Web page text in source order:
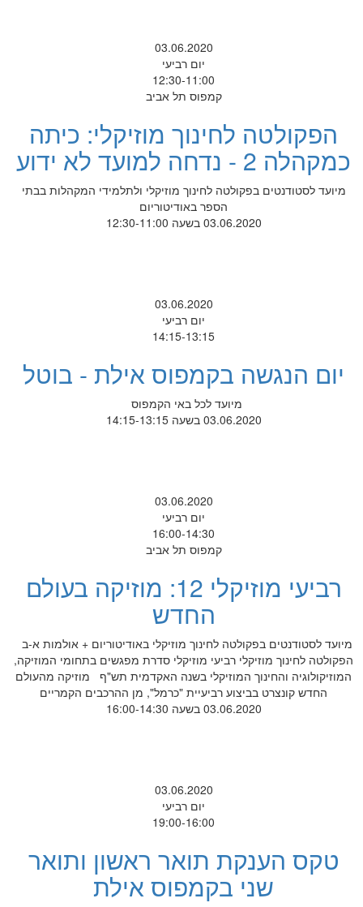
03.06.2020
יום רביעי
12:30-11:00
קמפוס תל אביב
הפקולטה לחינוך מוזיקלי: כיתה
כמקהלה 2 - נדחה למועד לא ידוע
מיועד לסטודנטים בפקולטה לחינוך מוזיקלי ולתלמידי המקהלות בבתי
הספר באודיטוריום
03.06.2020 בשעה 12:30-11:00
03.06.2020
יום רביעי
14:15-13:15
יום הנגשה בקמפוס אילת - בוטל
מיועד לכל באי הקמפוס
03.06.2020 בשעה 14:15-13:15
03.06.2020
יום רביעי
16:00-14:30
קמפוס תל אביב
רביעי מוזיקלי 12: מוזיקה בעולם
החדש
מיועד לסטודנטים בפקולטה לחינוך מוזיקלי באודיטוריום + אולמות א-ב
הפקולטה לחינוך מוזיקלי רביעי מוזיקלי סדרת מפגשים בתחומי המוזיקה,
המוזיקולוגיה והחינוך המוזיקלי בשנה האקדמית תש"ף מוזיקה מהעולם
החדש קונצרט בביצוע רביעיית "כרמל", מן ההרכבים הקמריים
03.06.2020 בשעה 16:00-14:30
03.06.2020
יום רביעי
19:00-16:00
טקס הענקת תואר ראשון ותואר
שני בקמפוס אילת